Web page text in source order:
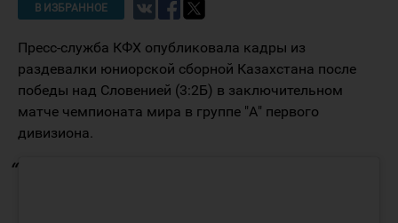
В ИЗБРАННОЕ
Пресс-служба КФХ опубликовала кадры из
раздевалки юниорской сборной Казахстана после
победы над Словенией (3:2Б) в заключительном
матче чемпионата мира в группе "А" первого
дивизиона.